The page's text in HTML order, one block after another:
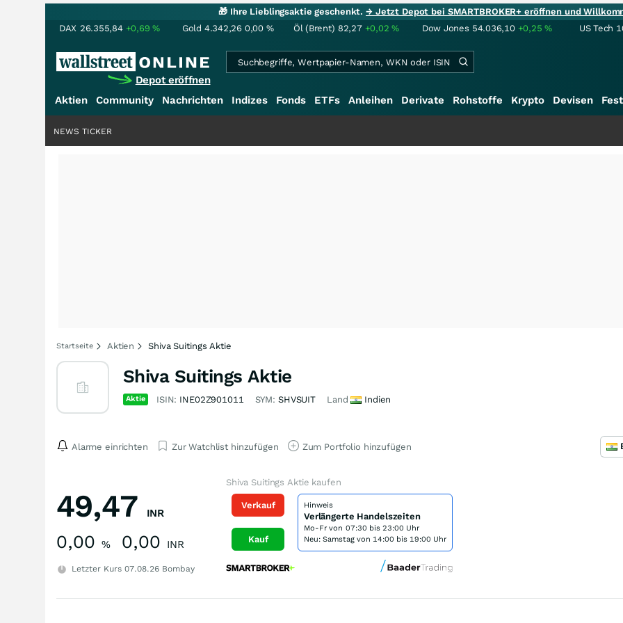
🎁 Ihre Lieblingsaktie geschenkt.→ Jetzt Depot bei SMARTBROKER+ eröffnen und
DAX 26.355,84 +0,69% Gold 4.342,26 0,00 % Öl (Brent) 82,27 +0,02% Dow Jones 54.036,10 +0,25% US Tech
Depot eröffnen
Aktien Community Nachrichten Indizes Fonds ETFs Anleihen Derivate Rohstoffe Krypto Devisen
NEWS TICKER
Startseite Aktien Shiva Suitings Aktie
Shiva Suitings Aktie
Aktie ISIN: INE02Z901011 SYM: SHVSUIT Land Indien
Alarme einrichten Zur Watchlist hinzufügen Zum Portfolio hinzufügen
49,47 INR
0,00 % 0,00 INR
Letzter Kurs 07.08.26 Bombay
Shiva Suitings Aktie kaufen
Verkauf
Kauf
Hinweis
Verlängerte Handelszeiten
Mo-Fr von 07:30 bis 23:00 Uhr
Neu: Samstag von 14:00 bis 19:00 Uhr